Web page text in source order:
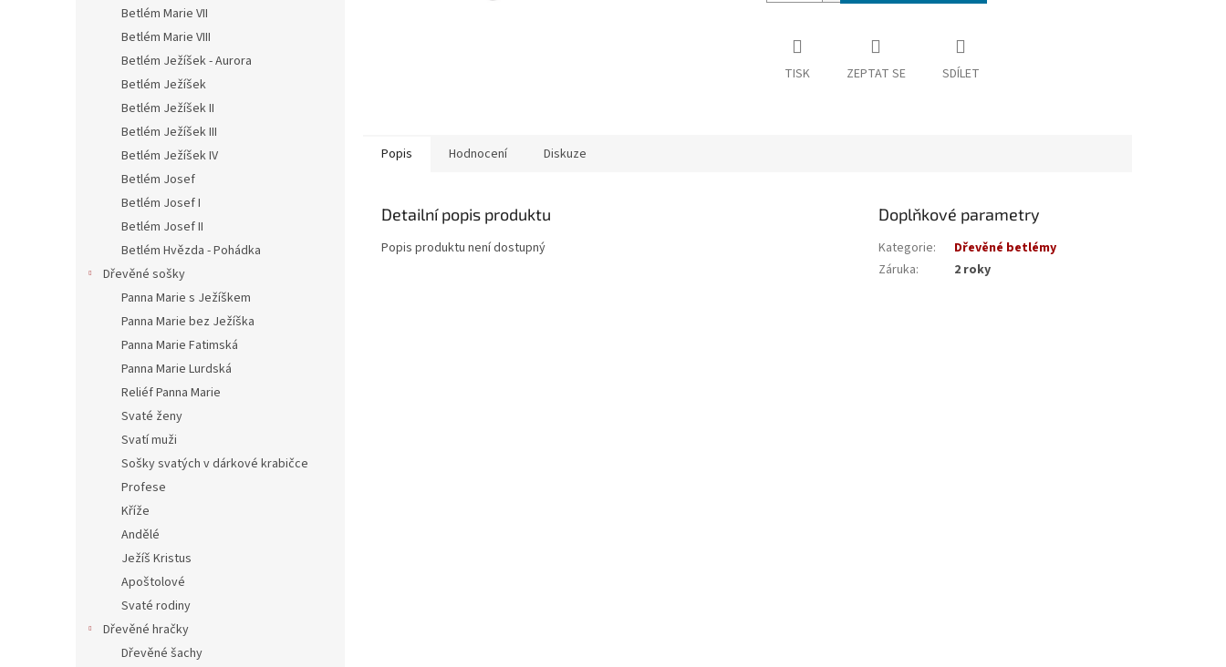
Betlém Marie VII
Betlém Marie VIII
Betlém Ježíšek - Aurora
Betlém Ježíšek
Betlém Ježíšek II
Betlém Ježíšek III
Betlém Ježíšek IV
Betlém Josef
Betlém Josef I
Betlém Josef II
Betlém Hvězda - Pohádka
Dřevěné sošky
Panna Marie s Ježíškem
Panna Marie bez Ježíška
Panna Marie Fatimská
Panna Marie Lurdská
Reliéf Panna Marie
Svaté ženy
Svatí muži
Sošky svatých v dárkové krabičce
Profese
Kříže
Andělé
Ježíš Kristus
Apoštolové
Svaté rodiny
Dřevěné hračky
Dřevěné šachy
TISK ZEPTAT SE SDÍLET
Popis Hodnocení Diskuze
Detailní popis produktu
Popis produktu není dostupný
Doplňkové parametry
Kategorie:
Dřevěné betlémy
Záruka: 2 roky